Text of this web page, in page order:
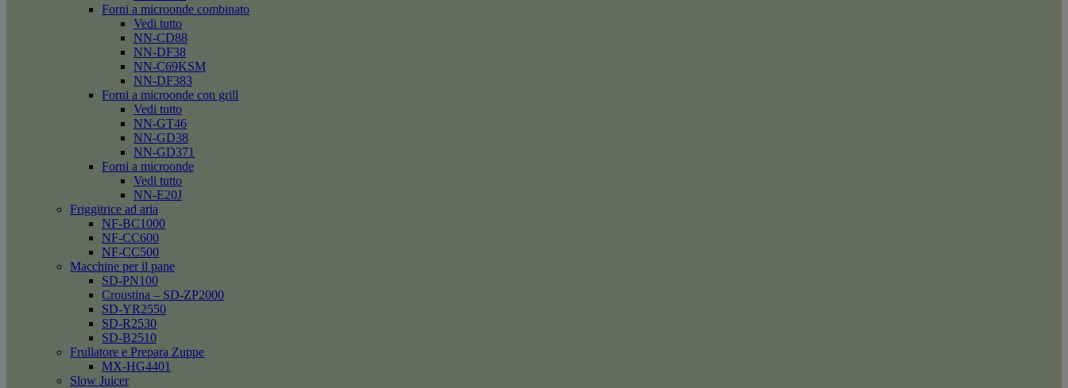
Forni a microonde combinato
Vedi tutto
NN-CD88
NN-DF38
NN-C69KSM
NN-DF383
Forni a microonde con grill
Vedi tutto
NN-GT46
NN-GD38
NN-GD371
Forni a microonde
Vedi tutto
NN-E20J
Friggitrice ad aria
NF-BC1000
NF-CC600
NF-CC500
Macchine per il pane
SD-PN100
Croustina – SD-ZP2000
SD-YR2550
SD-R2530
SD-B2510
Frullatore e Prepara Zuppe
MX-HG4401
Slow Juicer